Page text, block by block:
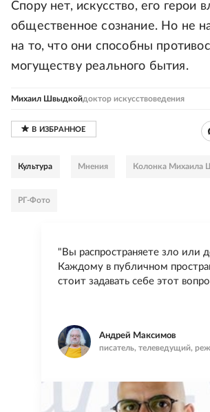
Спору нет, искусство, его герои
общественное сознание. Но не
на то, что они способны
могуществу реального бытия.
Михаил Швыдкойдоктор искусствоведения
Культура Мнения Колонка Михаила
РГ-Фото
"Вы распространяете зло или
Каждому в публичном
стоит задавать себе этот
Андрей Максимов
писатель, телеведущий,